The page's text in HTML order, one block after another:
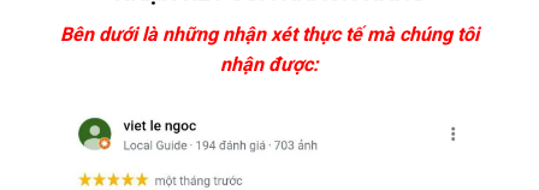
Bên dưới là những nhận xét thực tế mà chúng tôi
nhận được: